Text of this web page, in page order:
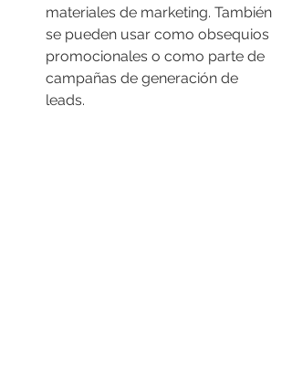
materiales de marketing. También
se pueden usar como obsequios
promocionales o como parte de
campañas de generación de
leads.